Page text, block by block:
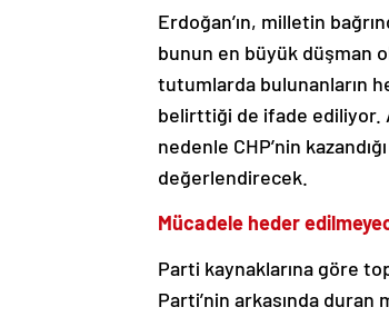
Erdoğan’ın, milletin
bunun en büyük düşman
tutumlarda bulunanların
belirttiği de ifade ediliyor.
nedenle CHP’nin
değerlendirecek.
Mücadele heder
Parti kaynaklarına göre
Parti’nin arkasında duran